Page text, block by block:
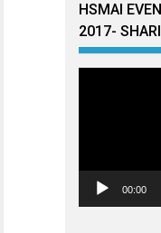
HSMAI
2017-
00:00